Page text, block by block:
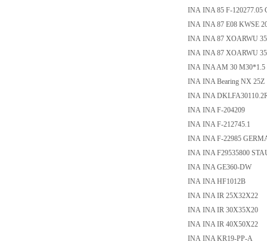
INA INA 85 F-120277.05
INA INA 87 E08 KWSE
INA INA 87 XOARWU
INA INA 87 XOARWU
INA INA AM 30 M30*1.5
INA INA Bearing NX 25Z
INA INA
INA INA F-204209
INA INA F-212745.1
INA INA F-22985
INA INA F29535800
INA INA GE360-DW
INA INA HF1012B
INA INA IR 25X32X22
INA INA IR 30X35X20
INA INA IR 40X50X22
INA INA KR19-PP-A